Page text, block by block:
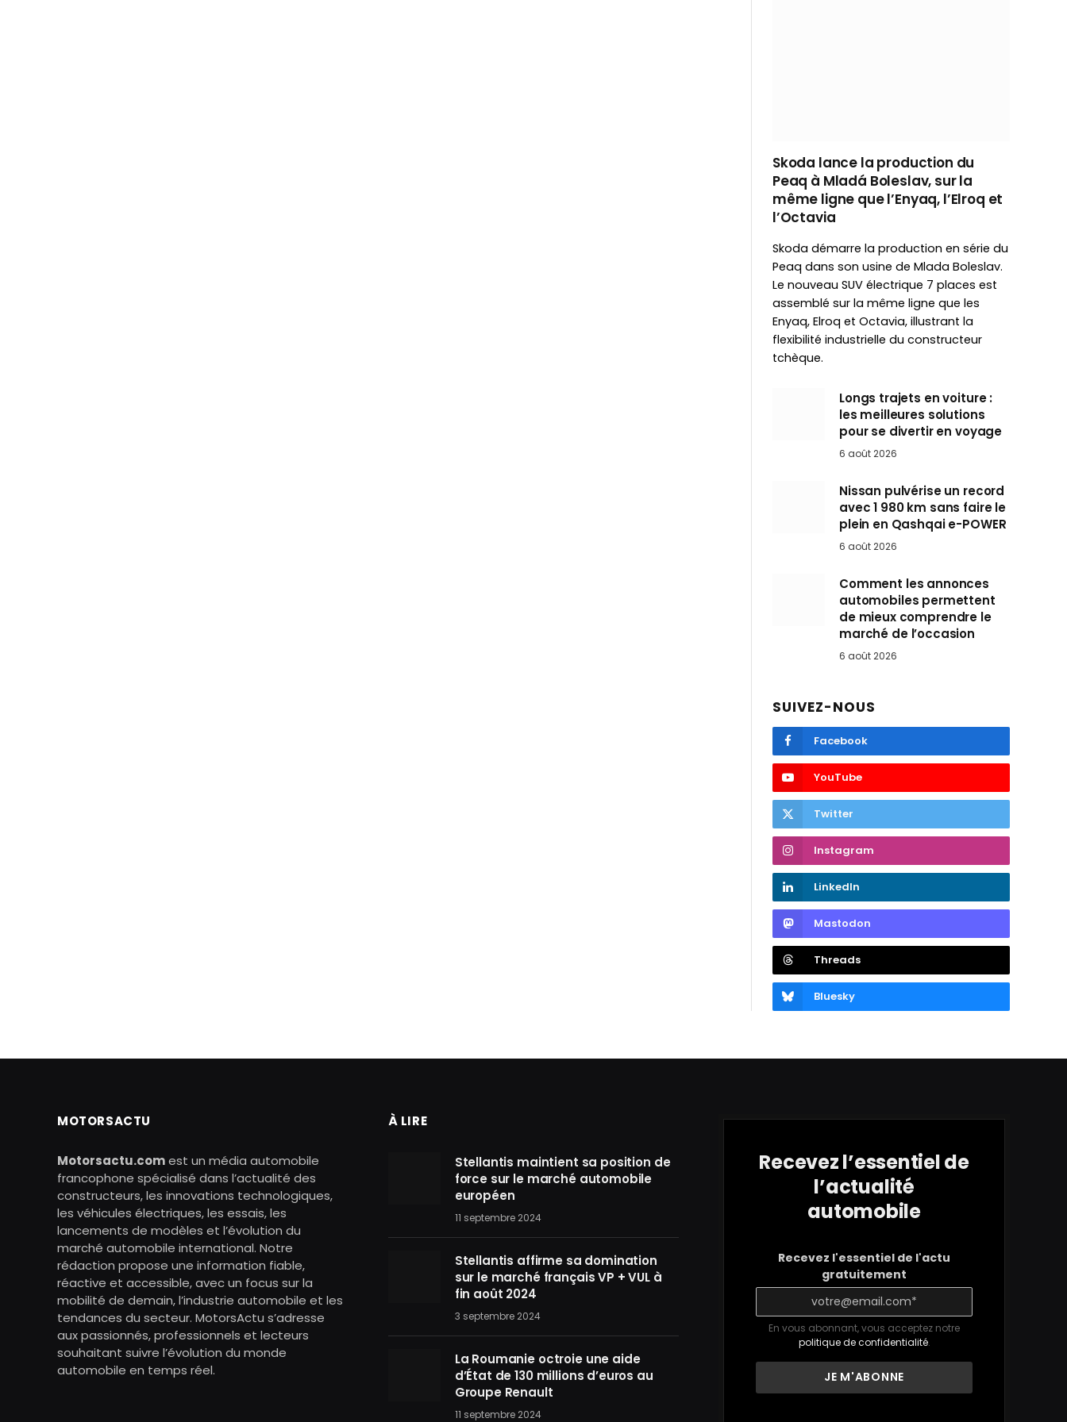
Skoda lance la production du
Peaq à Mladá Boleslav, sur la
même ligne que l’Enyaq, l’Elroq et
l’Octavia
Skoda démarre la production en série du
Peaq dans son usine de Mlada Boleslav.
Le nouveau SUV électrique 7 places est
assemblé sur la même ligne que les
Enyaq, Elroq et Octavia, illustrant la
flexibilité industrielle du constructeur
tchèque.
Longs trajets en voiture :
les meilleures solutions
pour se divertir en voyage
6 août 2026
Nissan pulvérise un record
avec 1 980 km sans faire le
plein en Qashqai e-POWER
6 août 2026
Comment les annonces
automobiles permettent
de mieux comprendre le
marché de l’occasion
6 août 2026
SUIVEZ-NOUS
Facebook
YouTube
Twitter
Instagram
LinkedIn
Mastodon
Threads
Bluesky
MOTORSACTU
Motorsactu.comest un média automobile
francophone spécialisé dans l’actualité des
constructeurs, les innovations technologiques,
les véhicules électriques, les essais, les
lancements de modèles et l’évolution du
marché automobile international. Notre
rédaction propose une information fiable,
réactive et accessible, avec un focus sur la
mobilité de demain, l’industrie automobile et les
tendances du secteur. MotorsActu s’adresse
aux passionnés, professionnels et lecteurs
souhaitant suivre l’évolution du monde
automobile en temps réel.
À LIRE
Stellantis maintient sa position de
force sur le marché automobile
européen
11 septembre 2024
Stellantis affirme sa domination
sur le marché français VP + VUL à
fin août 2024
3 septembre 2024
La Roumanie octroie une aide
d’État de 130 millions d’euros au
Groupe Renault
11 septembre 2024
Recevez l’essentiel de
l’actualité
automobile
Recevez l'essentiel de l'actu
gratuitement
En vous abonnant, vous acceptez notre
politique de confidentialité.